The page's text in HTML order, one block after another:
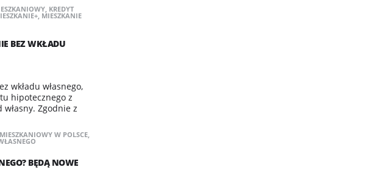
, KREDYT
, MIESZKANIE
BEZ WKŁADU
wkładu własnego,
hipotecznego z
własny. Zgodnie z
W POLSCE,
BĘDĄ NOWE